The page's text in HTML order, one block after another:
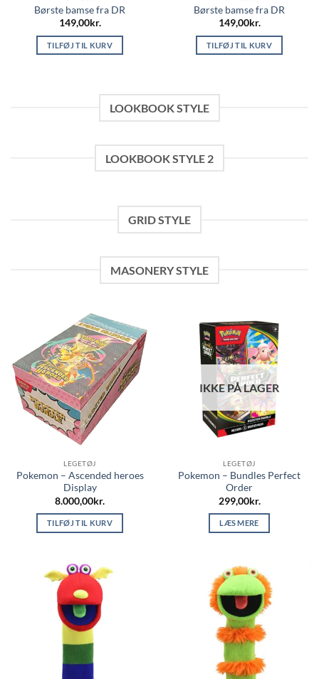
Børste bamse fra DR
149,00kr.
TILFØJ TIL KURV
Børste bamse fra DR
149,00kr.
TILFØJ TIL KURV
LOOKBOOK STYLE
LOOKBOOK STYLE 2
GRID STYLE
MASONERY STYLE
LEGETØJ
Pokemon – Ascended heroes
Display
8.000,00kr.
TILFØJ TIL KURV
IKKE PÅ LAGER
LEGETØJ
Pokemon – Bundles Perfect
Order
299,00kr.
LÆS MERE